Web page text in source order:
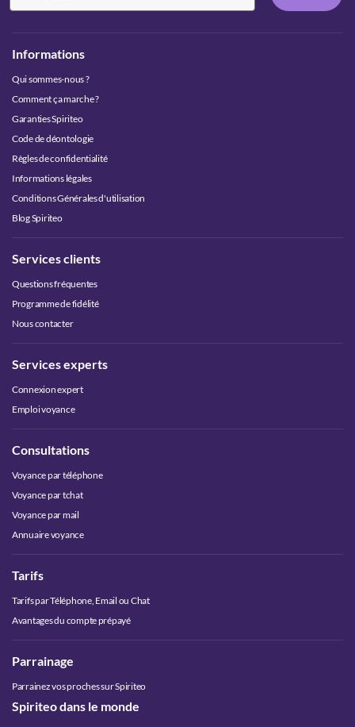
Informations
Qui sommes-nous ?
Comment ça marche ?
Garanties Spiriteo
Code de déontologie
Règles de confidentialité
Informations légales
Conditions Générales d'utilisation
Blog Spiriteo
Services clients
Questions fréquentes
Programme de fidélité
Nous contacter
Services experts
Connexion expert
Emploi voyance
Consultations
Voyance par téléphone
Voyance par tchat
Voyance par mail
Annuaire voyance
Tarifs
Tarifs par Téléphone, Email ou Chat
Avantages du compte prépayé
Parrainage
Parrainez vos proches sur Spiriteo
Spiriteo dans le monde